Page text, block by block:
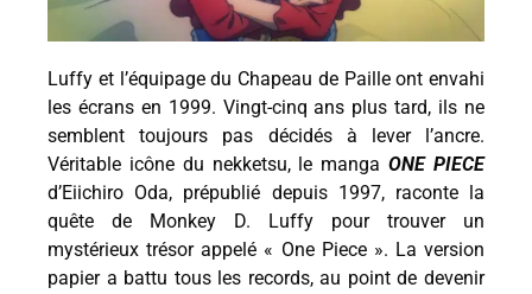
Luffy et l’équipage du Chapeau de Paille ont envahi
les écrans en 1999. Vingt-cinq ans plus tard, ils ne
semblent toujours pas décidés à lever l’ancre.
Véritable icône du nekketsu, le mangaONE PIECE
d’Eiichiro Oda, prépublié depuis 1997, raconte la
quête de Monkey D. Luffy pour trouver un
mystérieux trésor appelé « One Piece ». La version
papier a battu tous les records, au point de devenir